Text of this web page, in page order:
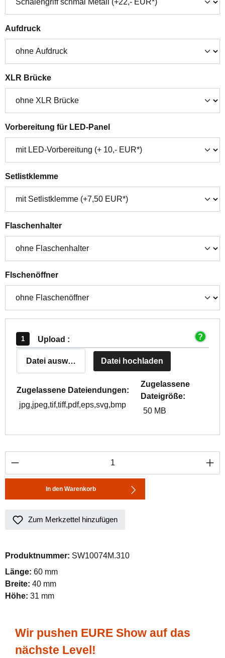
Aufdruckauswählen
XLR Brückeauswählen
Vorbereitung für LED-Panelauswählen
Setlistklemmeauswählen
Flaschenhalterauswählen
Flschenöffnerauswählen
Upload :
Datei auswählen Datei hochladen
Zugelassene Dateiendungen:
jpg,jpeg,tif,tiff,pdf,eps,svg,bmp
Zugelassene
Dateigröße:
50 MB
Produkt Anzahl: Gib den gewünschten
In den Warenkorb
Zum Merkzettel hinzufügen
Produktnummer: SW10074M.310
Länge: 60 mm
Breite: 40 mm
Höhe: 31 mm
Wir pushen EURE Show auf das
nächste Level!